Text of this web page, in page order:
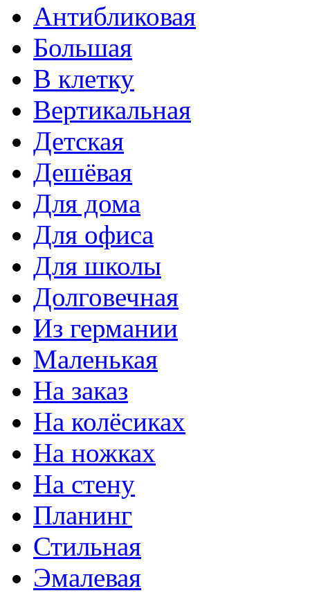
Антибликовая
Большая
В клетку
Вертикальная
Детская
Дешёвая
Для дома
Для офиса
Для школы
Долговечная
Из германии
Маленькая
На заказ
На колёсиках
На ножках
На стену
Планинг
Стильная
Эмалевая